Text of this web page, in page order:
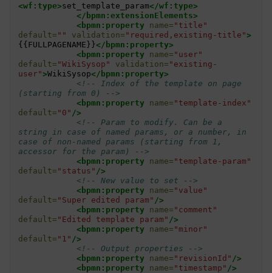
<wf:type>set_template_param</wf:type>
</bpmn:extensionElements>
<bpmn:property
name= "title"
default= "" validation= "required,existing-title">
{{FULLPAGENAME}}</bpmn:property>
<bpmn:property
name= "user"
default= "WikiSysop" validation= "existing-
user">WikiSysop</bpmn:property>
<!-- Index of the template on page
(starting from 0) -->
<bpmn:property
name= "template-index"
default= "0" />
<!-- Param to modify. Can be a
string in case of named params, or a number, in
case of non-named params (starting from 1,
accessor for the param) -->
<bpmn:property
name= "template-param"
default= "status" />
<!-- New value to set -->
<bpmn:property
name= "value"
default= "Super edited param" />
<bpmn:property
name= "comment"
default= "Edited template param" />
<bpmn:property
name= "minor"
default= "1" />
<!-- Output properties -->
<bpmn:property
name= "revisionId" />
<bpmn:property
name= "timestamp" />